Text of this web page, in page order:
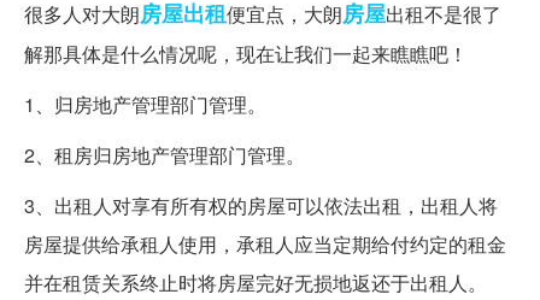
很多人对大朗房屋出租便宜点，大朗房屋出租不是很了
解那具体是什么情况呢，现在让我们一起来瞧瞧吧！
1、归房地产管理部门管理。
2、租房归房地产管理部门管理。
3、出租人对享有所有权的房屋可以依法出租，出租人将
房屋提供给承租人使用，承租人应当定期给付约定的租金
并在租赁关系终止时将房屋完好无损地返还于出租人。